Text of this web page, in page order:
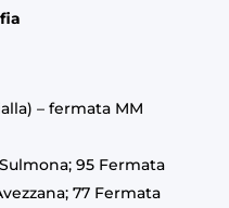
– fermata MM
95 Fermata
77 Fermata